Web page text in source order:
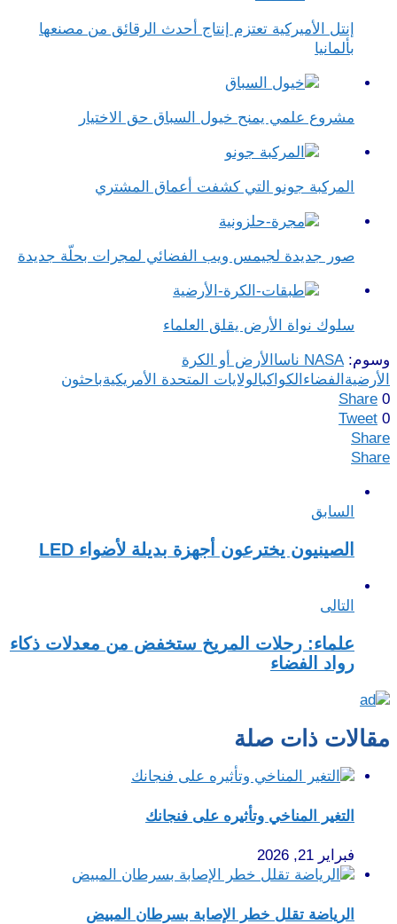
إنتل الأميركية تعتزم إنتاج أحدث الرقائق من مصنعها
بألمانيا
مشروع علمي يمنح خيول السباق حق الاختيار
المركبة جونو التي كشفت أعماق المشتري
صور جديدة لجيمس ويب الفضائي لمجرات بحلّة جديدة
سلوك نواة الأرض يقلق العلماء
وسوم:NASA ناسا
الأرض أو الكرة
الأرضية الفضاء الكواكبالولايات المتحدة الأمريكيةباحثون
Share 0
Tweet 0
Share
Share
السابق
الصينيون يخترعون أجهزة بديلة لأضواء LED
التالى
علماء: رحلات المريخ ستخفض من معدلات ذكاء
رواد الفضاء
مقالات ذات صلة
التغير المناخي وتأثيره على فنجانك
فبراير 21, 2026
الرياضة تقلل خطر الإصابة بسرطان المبيض